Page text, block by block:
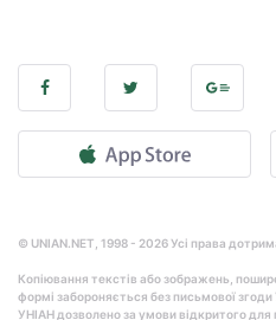
© UNIAN.NET, 1998 - 2026 Усі права
Копіювання текстів або зображень,
формі забороняється без письмової
УНІАН дозволено за умови відкритого